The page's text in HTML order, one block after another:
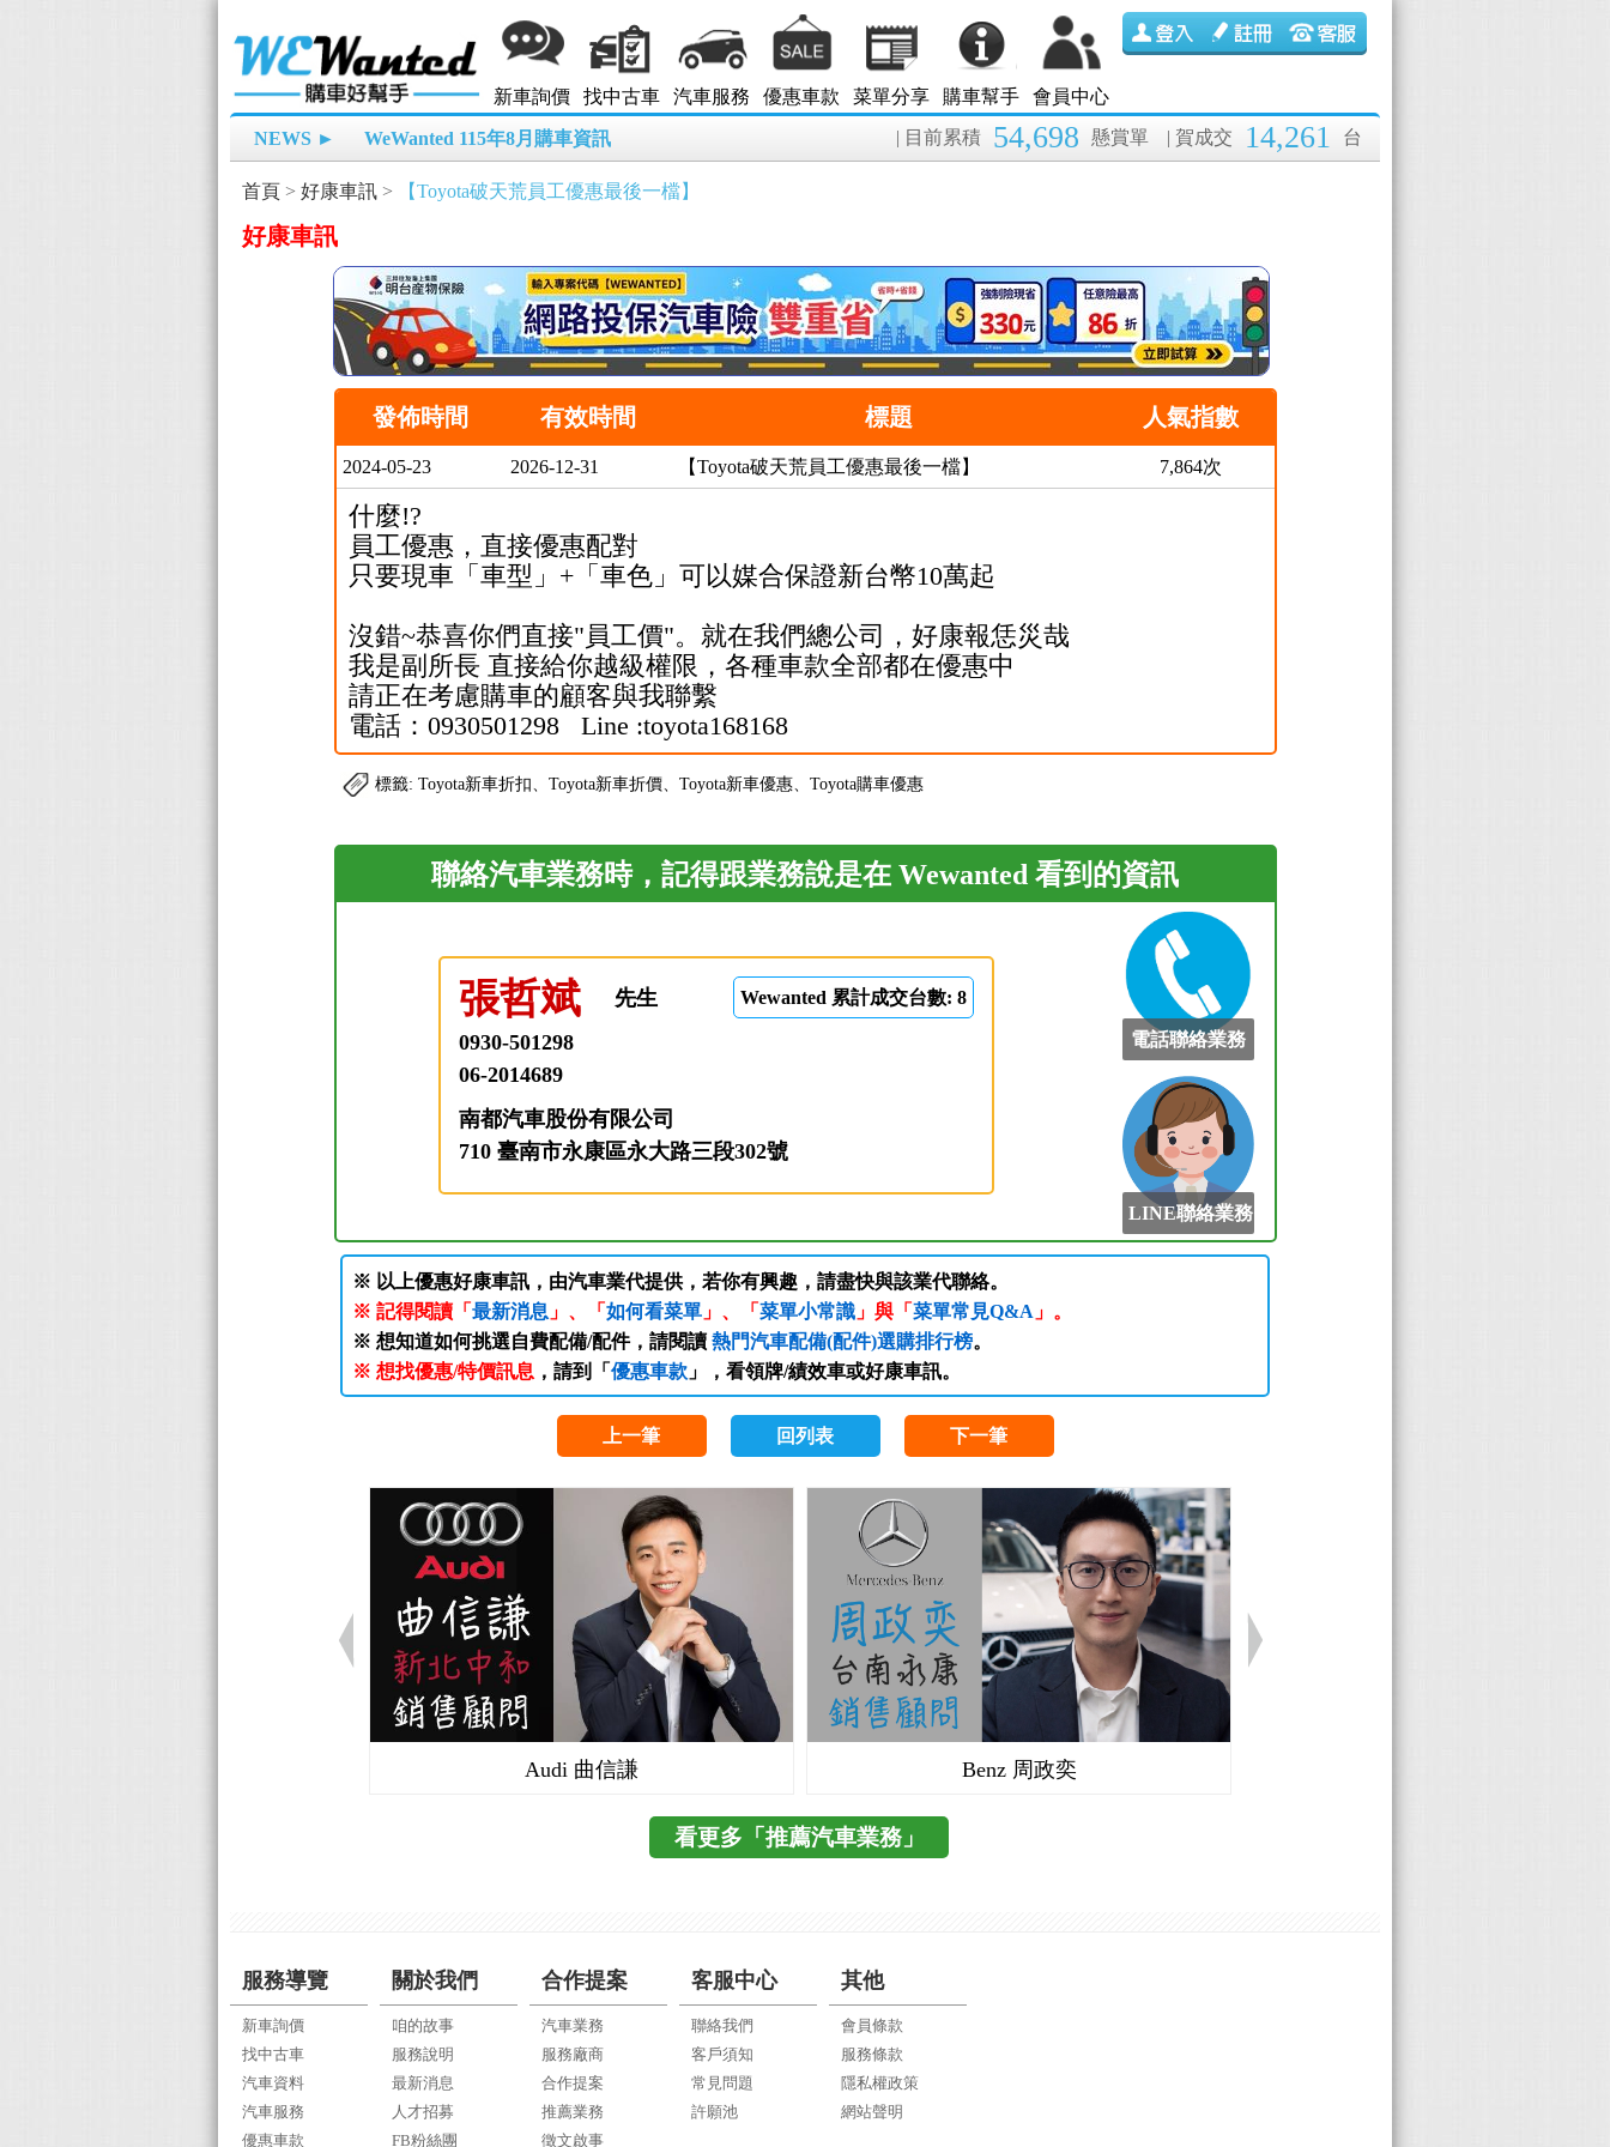
新車詢價 找中古車 汽車服務 優惠車款 菜單分享 購車幫手 會員中心
NEWS ► WeWanted 115年8月購車資訊 | 賀成交 14,261 台
| 目前累積 54,698 懸賞單
首頁 > 好康車訊 > 【Toyota破天荒員工優惠最後一檔】
好康車訊
發佈時間 有效時間 標題 人氣指數
2024-05-23 2026-12-31 【Toyota破天荒員工優惠最後一檔】 7,864次
什麼!?
員工優惠，直接優惠配對
只要現車「車型」+「車色」可以媒合保證新台幣10萬起
沒錯~恭喜你們直接"員工價"。 就在我們總公司，好康報恁災哉
我是副所長 直接給你越級權限，各種車款全部都在優惠中
請正在考慮購車的顧客與我聯繫
電話：0930501298 Line :toyota168168
標籤: Toyota新車折扣、Toyota新車折價、Toyota新車優惠、Toyota購車優惠
聯絡汽車業務時，記得跟業務說是在 Wewanted 看到的資訊
Wewanted 累計成交台數: 8
張哲斌
先生
0930-501298
06-2014689
南都汽車股份有限公司
710 臺南市永康區永大路三段302號
電話聯絡業務
LINE聯絡業務
※ 以上優惠好康車訊，由汽車業代提供，若你有興趣，請盡快與該業代聯絡。
※ 記得閱讀「最新消息 」、「如何看菜單 」、「菜單小常識 」與「菜單常見Q&A 」。
※ 想知道如何挑選自費配備/配件，請閱讀熱門汽車配備(配件)選購排行榜。
※ 想找優惠/特價訊息 ，請到「優惠車款 」，看領牌/績效車或好康車訊。
上一筆 回列表 下一筆
Audi 曲信謙 Benz 周政奕
看更多「推薦汽車業務」
服務導覽
新車詢價
找中古車
汽車資料
汽車服務
優惠車款
關於我們
咱的故事
服務說明
最新消息
人才招募
FB粉絲團
合作提案
汽車業務
服務廠商
合作提案
推薦業務
徵文啟事
客服中心
聯絡我們
客戶須知
常見問題
許願池
其他
會員條款
服務條款
隱私權政策
網站聲明